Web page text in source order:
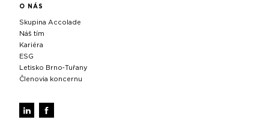
O NÁS
Skupina Accolade
Náš tím
Kariéra
ESG
Letisko Brno‑Tuřany
Členovia koncernu